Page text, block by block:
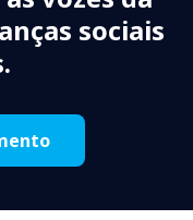
sociais